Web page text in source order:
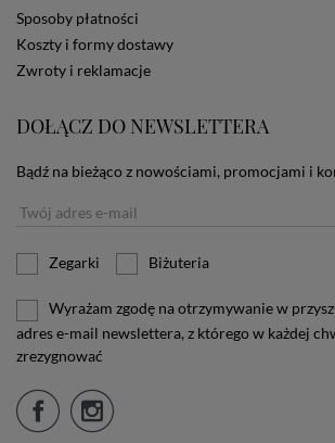
ustawienia swojej przeglądarki.
informacji o plikach cookies.
Sposoby płatności
Koszty i formy dostawy
Zwroty i reklamacje
DOŁĄCZ DO NEWSLETTERA
Bądź na bieżąco z nowościami, promocjami i
Zegarki Biżuteria
Wyrażam zgodę na otrzymywanie w
adres e-mail newslettera, z którego w każdej
zrezygnować